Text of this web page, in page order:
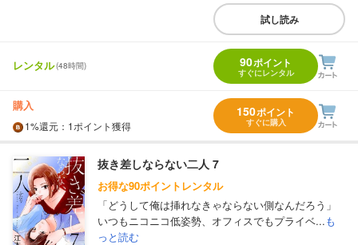
試し読み
レンタル(48時間) 90ポイント
すぐにレンタル
購入
1%還元 ：1ポイント獲得
150ポイント
すぐに購入
抜き差しならない二人 7
お得な90ポイントレンタル
「どうして俺は挿れなきゃならない側なんだろう」
いつもニコニコ低姿勢、オフィスでもプライベ...も
っと読む